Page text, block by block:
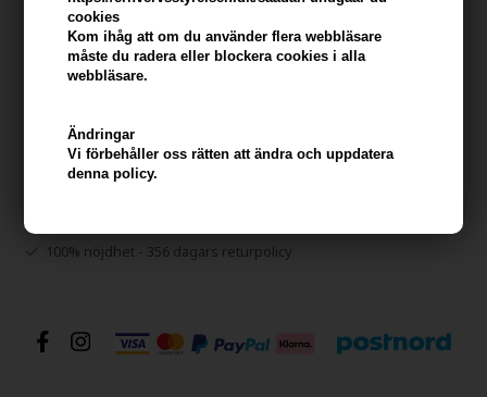
cookies
Kom ihåg att om du använder flera webbläsare
måste du radera eller blockera cookies i alla
webbläsare.
Ändringar
Vi förbehåller oss rätten att ändra och uppdatera
denna policy.
Hair247
Frisenborgvej 6A
info@hair247.se
Kom ihåg att vi har
100% nöjdhet - 356 dagars returpolicy